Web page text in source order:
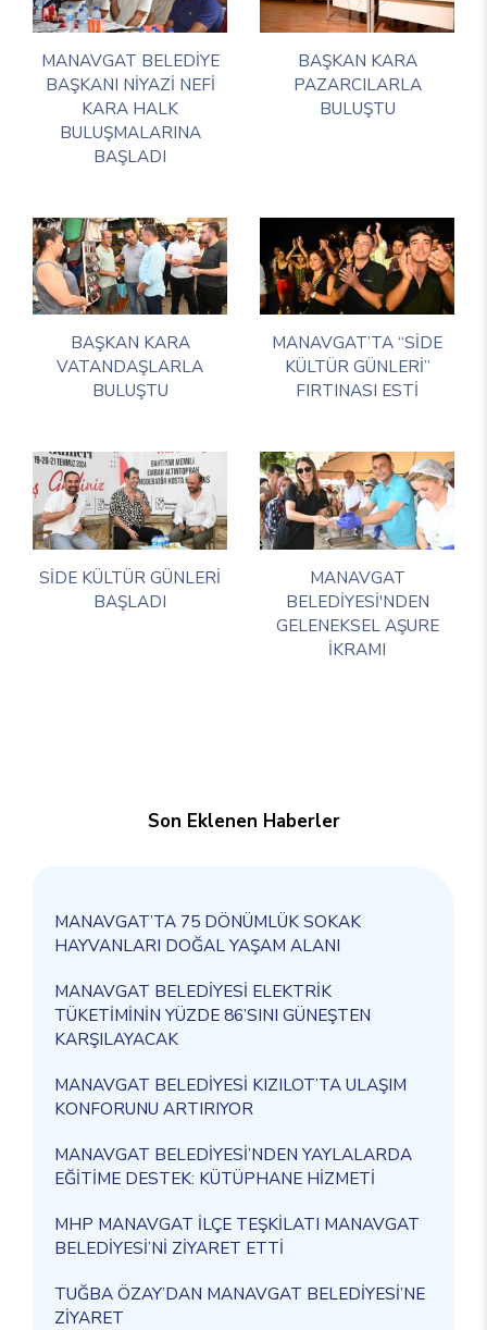
MANAVGAT BELEDİYE
BAŞKANI NİYAZİ NEFİ
KARA HALK
BULUŞMALARINA
BAŞLADI
BAŞKAN KARA
PAZARCILARLA
BULUŞTU
BAŞKAN KARA
VATANDAŞLARLA
BULUŞTU
MANAVGAT’TA “SİDE
KÜLTÜR GÜNLERİ”
FIRTINASI ESTİ
SİDE KÜLTÜR GÜNLERİ
BAŞLADI
MANAVGAT
BELEDİYESİ'NDEN
GELENEKSEL AŞURE
İKRAMI
Son Eklenen Haberler
MANAVGAT’TA 75 DÖNÜMLÜK SOKAK
HAYVANLARI DOĞAL YAŞAM ALANI
MANAVGAT BELEDİYESİ ELEKTRİK
TÜKETİMİNİN YÜZDE 86’SINI GÜNEŞTEN
KARŞILAYACAK
MANAVGAT BELEDİYESİ KIZILOT’TA ULAŞIM
KONFORUNU ARTIRIYOR
MANAVGAT BELEDİYESİ’NDEN YAYLALARDA
EĞİTİME DESTEK: KÜTÜPHANE HİZMETİ
MHP MANAVGAT İLÇE TEŞKİLATI MANAVGAT
BELEDİYESİ’Nİ ZİYARET ETTİ
TUĞBA ÖZAY’DAN MANAVGAT BELEDİYESİ’NE
ZİYARET